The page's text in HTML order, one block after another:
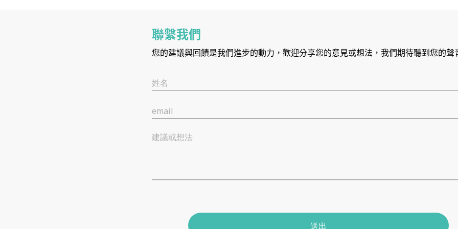
聯繫我們
您的建議與回饋是我們進步的動力，歡迎分享您的意見或想法，我們期待聽到您的聲
姓名
email
建議或想法
送出